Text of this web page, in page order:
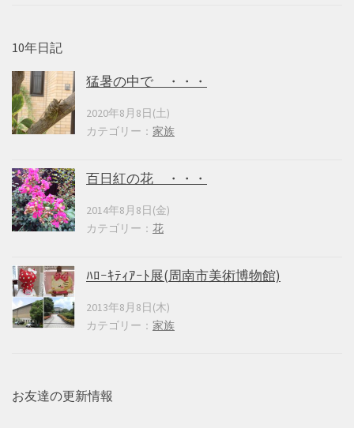
10年日記
猛暑の中で ・・・
2020年8月8日(土)
カテゴリー： 家族
百日紅の花 ・・・
2014年8月8日(金)
カテゴリー： 花
ﾊﾛｰｷﾃｨｱｰﾄ展(周南市美術博物館)
2013年8月8日(木)
カテゴリー： 家族
お友達の更新情報